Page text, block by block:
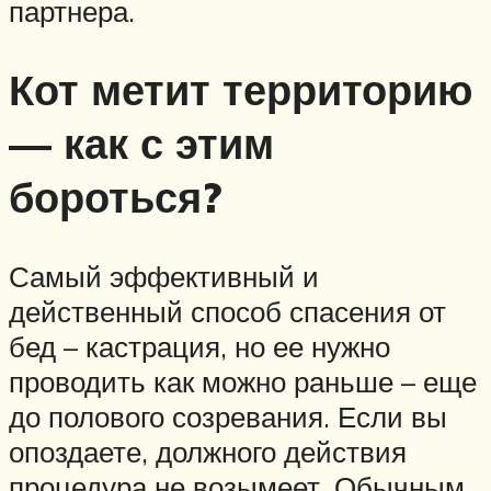
партнера.
Кот метит территорию
— как с этим
бороться?
Самый эффективный и
действенный способ спасения от
бед – кастрация, но ее нужно
проводить как можно раньше – еще
до полового созревания. Если вы
опоздаете, должного действия